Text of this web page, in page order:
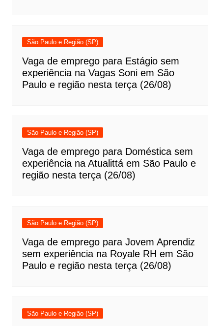
São Paulo e Região (SP)
Vaga de emprego para Estágio sem
experiência na Vagas Soni em São
Paulo e região nesta terça (26/08)
São Paulo e Região (SP)
Vaga de emprego para Doméstica sem
experiência na Atualittá em São Paulo e
região nesta terça (26/08)
São Paulo e Região (SP)
Vaga de emprego para Jovem Aprendiz
sem experiência na Royale RH em São
Paulo e região nesta terça (26/08)
São Paulo e Região (SP)